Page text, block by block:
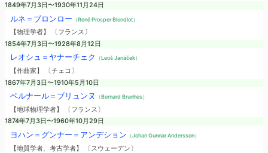
1849年7月3日〜1930年11月24日
ルネ＝ブロンロー （René Prosper Blondlot）
【物理学者】 〔フランス〕
1854年7月3日〜1928年8月12日
レオシュ＝ヤナーチェク （Leoš Janáček）
【作曲家】 〔チェコ〕
1867年7月3日〜1910年5月10日
ベルナール＝ブリュンヌ （Bernard Brunhes）
【地球物理学者】 〔フランス〕
1874年7月3日〜1960年10月29日
ヨハン＝グンナー＝アンデション （Johan Gunnar Andersson）
【地質学者、考古学者】 〔スウェーデン〕